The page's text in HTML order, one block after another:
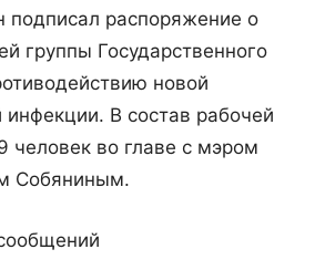
подписал распоряжение о
группы Государственного
новой
инфекции. В состав рабочей
человек во главе с мэром
Собяниным.